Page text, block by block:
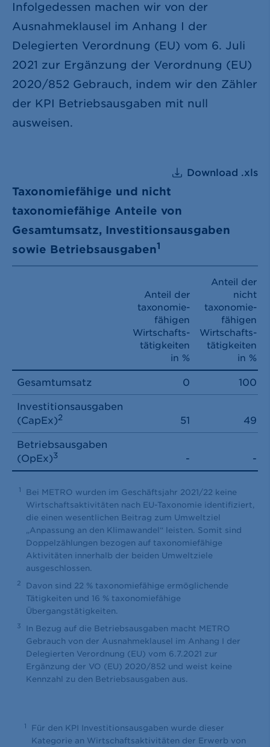
Infolgedessen machen wir von der
Ausnahmeklausel im Anhang I der
Delegierten Verordnung (EU) vom 6. Juli
2021 zur Ergänzung der Verordnung (EU)
2020/852 Gebrauch, indem wir den Zähler
der KPI Betriebsausgaben mit null
ausweisen.
Download .xls
Taxonomiefähige und nicht
taxonomiefähige Anteile von
Gesamtumsatz, Investitionsausgaben
sowie Betriebsausgaben1
Anteil der
taxonomie­
fähigen
Wirtschafts­
tätigkeiten
in %
Anteil der
nicht
taxonomie­
fähigen
Wirtschafts­
tätigkeiten
in %
Gesamtumsatz 0 100
Investitionsausgaben
(CapEx)2 51 49
Betriebsausgaben
(OpEx)3 - -
1
Bei METRO wurden im Geschäftsjahr 2021/22 keine
Wirtschaftsaktivitäten nach EU-Taxonomie identifiziert,
die einen wesentlichen Beitrag zum Umweltziel
„Anpassung an den Klimawandel“ leisten. Somit sind
Doppelzählungen bezogen auf taxonomiefähige
Aktivitäten innerhalb der beiden Umweltziele
ausgeschlossen.
2
Davon sind 22 % taxonomiefähige ermöglichende
Tätigkeiten und 16 % taxonomiefähige
Übergangstätigkeiten.
3
In Bezug auf die Betriebsausgaben macht METRO
Gebrauch von der Ausnahmeklausel im Anhang I der
Delegierten Verordnung (EU) vom 6.7.2021 zur
Ergänzung der VO (EU) 2020/852 und weist keine
Kennzahl zu den Betriebsausgaben aus.
1
Für den KPI Investitionsausgaben wurde dieser
Kategorie an Wirtschaftsaktivitäten der Erwerb von